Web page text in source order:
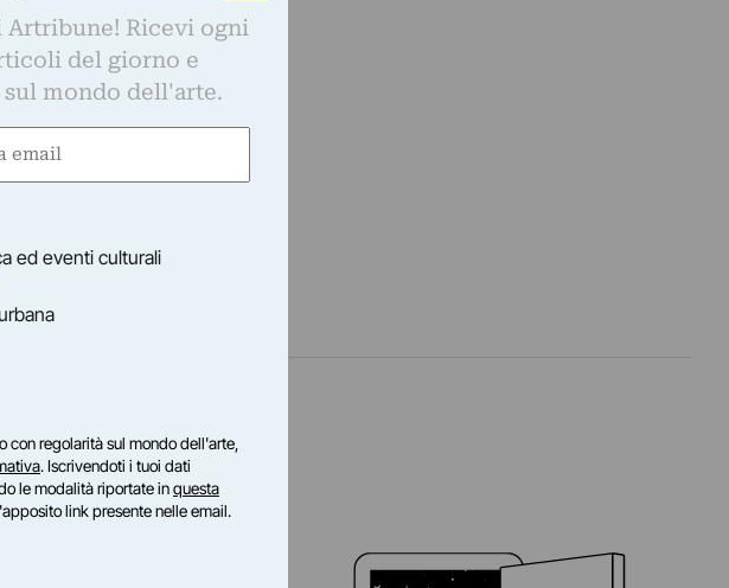
Ricevi ogni
del giorno e
mondo dell'arte.
ed eventi culturali
regolarità sul mondo dell'arte,
. Iscrivendoti i tuoi dati
le modalità riportate inquesta
link presente nelle email.